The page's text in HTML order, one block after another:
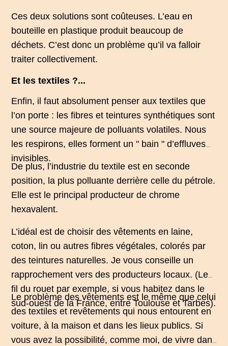
Ces deux solutions sont coûteuses. L’eau en
bouteille en plastique produit beaucoup de
déchets. C’est donc un problème qu’il va falloir
traiter collectivement.
Et les textiles ?...
Enfin, il faut absolument penser aux textiles que
l’on porte : les fibres et teintures synthétiques sont
une source majeure de polluants volatiles. Nous
les respirons, elles forment un " bain " d’effluves
invisibles.
De plus, l’industrie du textile est en seconde
position, la plus polluante derrière celle du pétrole.
Elle est le principal producteur de chrome
hexavalent.
L’idéal est de choisir des vêtements en laine,
coton, lin ou autres fibres végétales, colorés par
des teintures naturelles. Je vous conseille un
rapprochement vers des producteurs locaux. (Le
fil du rouet par exemple, si vous habitez dans le
sud-ouest de la France, entre Toulouse et Tarbes).
Le problème des vêtements est le même que celui
des textiles et revêtements qui nous entourent en
voiture, à la maison et dans les lieux publics. Si
vous avez la possibilité, comme moi, de vivre dans